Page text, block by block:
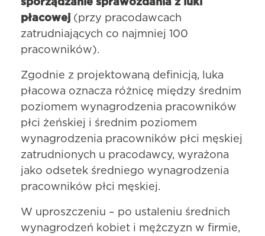
sporządzanie sprawozdania z luki
płacowej (przy pracodawcach
zatrudniających co najmniej 100
pracowników).
Zgodnie z projektowaną definicją, luka
płacowa oznacza różnicę między średnim
poziomem wynagrodzenia pracowników
płci żeńskiej i średnim poziomem
wynagrodzenia pracowników płci męskiej
zatrudnionych u pracodawcy, wyrażona
jako odsetek średniego wynagrodzenia
pracowników płci męskiej.
W uproszczeniu – po ustaleniu średnich
wynagrodzeń kobiet i mężczyzn w firmie,